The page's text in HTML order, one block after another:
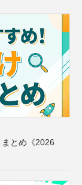
とめ《2026